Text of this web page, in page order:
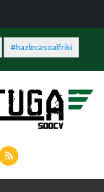
#hazlecasoalfriki